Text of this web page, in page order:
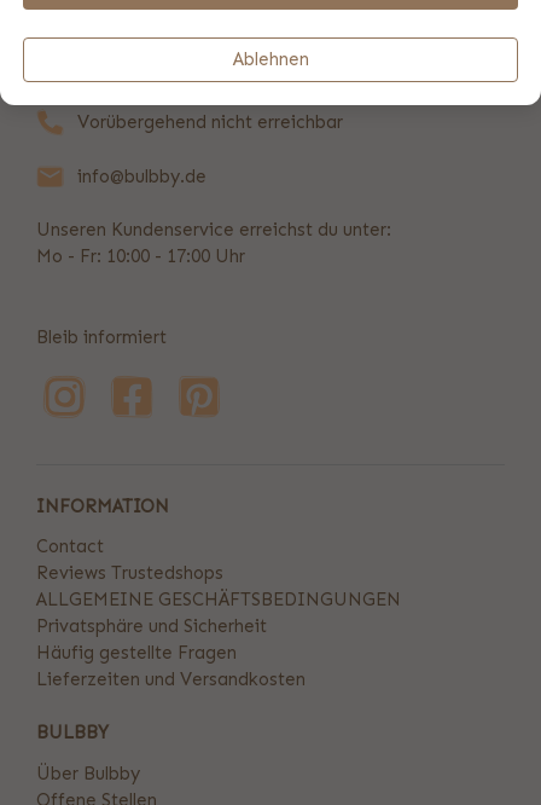
Vorübergehend nicht erreichbar
info@bulbby.de
Unseren Kundenservice erreichst du unter:
Mo - Fr: 10:00 - 17:00 Uhr
Bleib informiert
INFORMATION
Contact
Reviews Trustedshops
ALLGEMEINE GESCHÄFTSBEDINGUNGEN
Privatsphäre und Sicherheit
Häufig gestellte Fragen
Lieferzeiten und Versandkosten
BULBBY
Über Bulbby
Offene Stellen
Ablehnen